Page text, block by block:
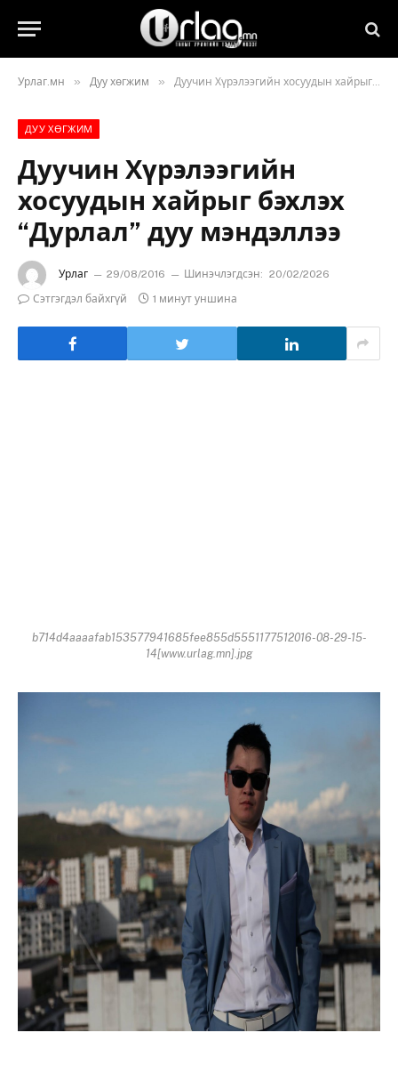
Урлаг.мн » Дуу хөгжим » Дуучин Хүрэлээгийн хосуудын хайрыг бэхлэх “Дурлал” дуу мэндэллээ
ДУУ ХӨГЖИМ
Дуучин Хүрэлээгийн
хосуудын хайрыг бэхлэх
“Дурлал” дуу мэндэллээ
Урлаг 29/08/2016 Шинэчлэгдсэн: 20/02/2026
Сэтгэгдэл байхгүй
1 минут уншина
b714d4aaaafab153577941685fee855d5551177512016-08-29-15-
14[www.urlag.mn].jpg